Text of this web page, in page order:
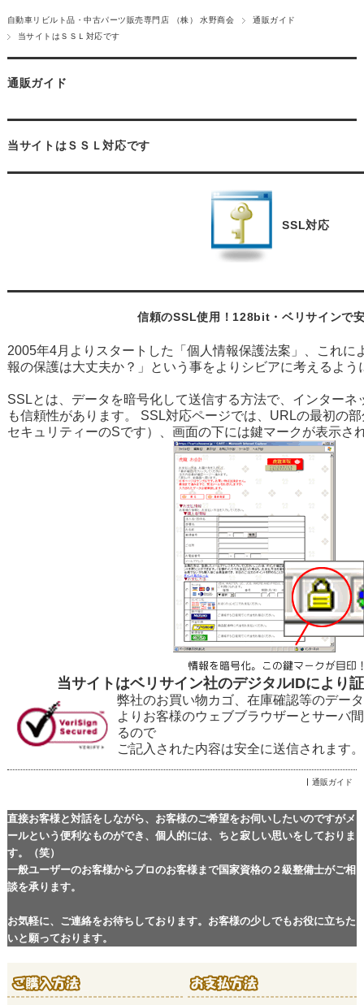
自動車リビルト品・中古パーツ販売専門店 （株） 水野商会
通販ガイド
当サイトはＳＳＬ対応です
通販ガイド
当サイトはＳＳＬ対応です
SSL対応
信頼のSSL使用！128bit・ベリサインで
2005年4月よりスタートした「個人情報保護法案」、これに
報の保護は大丈夫か？」という事をよりシビアに考えるよう
SSLとは、データを暗号化して送信する方法で、インターネ
も信頼性があります。 SSL対応ページでは、URLの最初の
セキュリティーのSです）、画面の下には鍵マークが表示さ
当サイトはベリサイン社のデジタルIDにより
弊社のお買い物カゴ、在庫確認等のデー
よりお客様のウェブブラウザーとサーバ
るので
ご記入された内容は安全に送信されます。
通販ガイド
直接お客様と対話をしながら、お客様のご希望をお伺いしたいのですがメ
ールという便利なものができ、個人的には、ちと寂しい思いをしておりま
す。（笑）
一般ユーザーのお客様からプロのお客様まで国家資格の２級整備士がご相
談を承ります。
お気軽に、ご連絡をお待ちしております。お客様の少しでもお役に立ちた
いと願っております。